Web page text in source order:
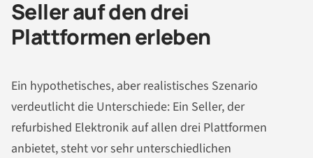
Seller auf den drei
Plattformen erleben
Ein hypothetisches, aber realistisches Szenario
verdeutlicht die Unterschiede: Ein Seller, der
refurbished Elektronik auf allen drei Plattformen
anbietet, steht vor sehr unterschiedlichen